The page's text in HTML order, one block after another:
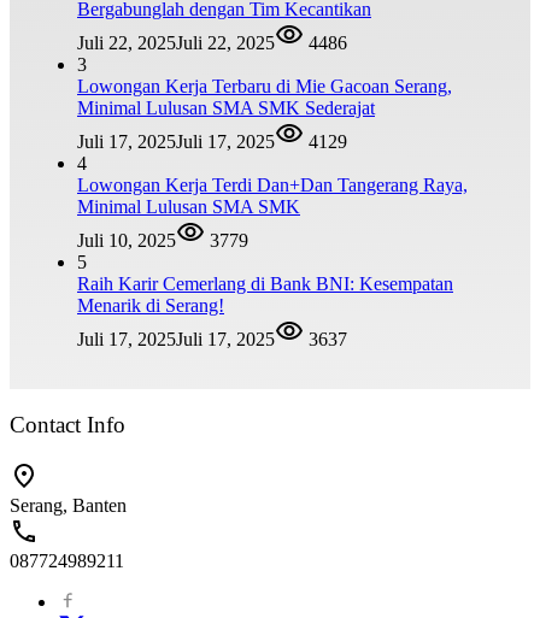
Bergabunglah dengan Tim Kecantikan
Juli 22, 2025Juli 22, 2025
4486
3
Lowongan Kerja Terbaru di Mie Gacoan Serang,
Minimal Lulusan SMA SMK Sederajat
Juli 17, 2025Juli 17, 2025
4129
4
Lowongan Kerja Terdi Dan+Dan Tangerang Raya,
Minimal Lulusan SMA SMK
Juli 10, 2025
3779
5
Raih Karir Cemerlang di Bank BNI: Kesempatan
Menarik di Serang!
Juli 17, 2025Juli 17, 2025 3637
Contact Info
Serang, Banten
087724989211